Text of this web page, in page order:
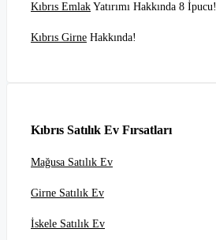
Kıbrıs Emlak Yatırımı Hakkında 8 İpucu!
Kıbrıs Girne Hakkında!
Kıbrıs Satılık Ev Fırsatları
Mağusa Satılık Ev
Girne Satılık Ev
İskele Satılık Ev